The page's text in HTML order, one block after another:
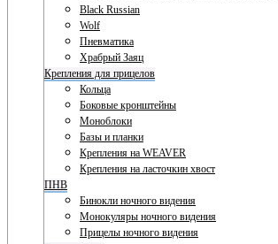
Black Russian
Wolf
Пневматика
Храбрый Заяц
Крепления для прицелов
Кольца
Боковые кронштейны
Моноблоки
Базы и планки
Крепления на WEAVER
Крепления на ласточкин хвост
ПНВ
Бинокли ночного видения
Монокуляры ночного видения
Прицелы ночного видения